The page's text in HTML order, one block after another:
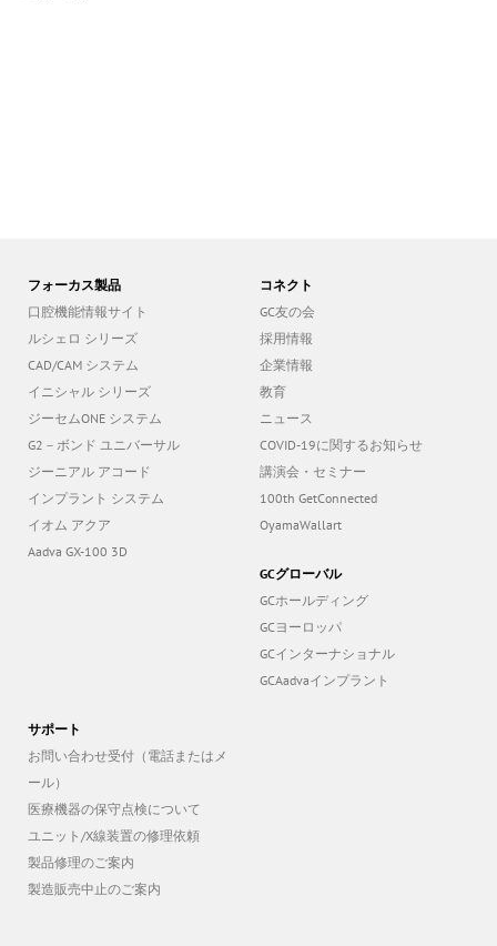
フォーカス製品
口腔機能情報サイト
ルシェロ シリーズ
CAD/CAM システム
イニシャル シリーズ
ジーセムONE システム
G2－ボンド ユニバーサル
ジーニアル アコード
インプラント システム
イオム アクア
Aadva GX-100 3D
コネクト
GC友の会
採用情報
企業情報
教育
ニュース
COVID-19に関するお知らせ
講演会・セミナー
100th GetConnected
OyamaWallart
GCグローバル
GCホールディング
GCヨーロッパ
GCインターナショナル
GCAadvaインプラント
サポート
お問い合わせ受付（電話またはメ
ール）
医療機器の保守点検について
ユニット/X線装置の修理依頼
製品修理のご案内
製造販売中止のご案内